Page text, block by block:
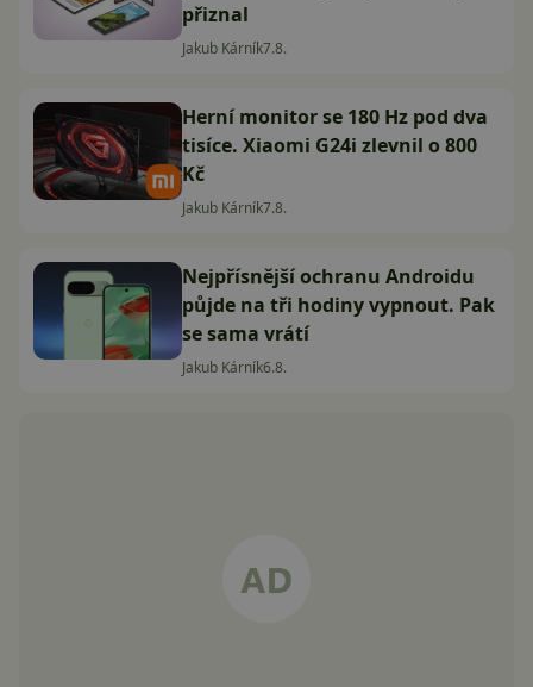
přiznal
Jakub Kárník7.8.
Herní monitor se 180 Hz pod dva
tisíce. Xiaomi G24i zlevnil o 800
Kč
Jakub Kárník7.8.
Nejpřísnější ochranu Androidu
půjde na tři hodiny vypnout. Pak
se sama vrátí
Jakub Kárník6.8.